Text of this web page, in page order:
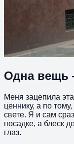
Одна вещь
Меня зацепила
ценнику, а по
свете. Я и сам
посадке, а блеск
глаз.